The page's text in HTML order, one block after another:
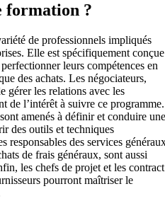
formation ?
de professionnels impliqués
Elle est spécifiquement conçue
leurs compétences en
des achats. Les négociateurs,
gérer les relations avec les
de l’intérêt à suivre ce programme.
amenés à définir et conduire une
des outils et techniques
responsables des services
de frais généraux, sont aussi
les chefs de projet et les contract
pourront maîtriser le